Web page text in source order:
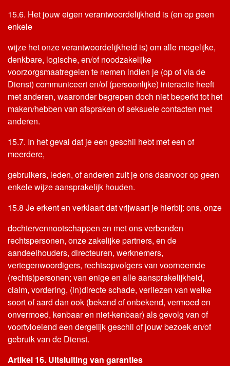
15.6. Het jouw eigen verantwoordelijkheid is (en op geen
enkele
wijze het onze verantwoordelijkheid is) om alle mogelijke,
denkbare, logische, en/of noodzakelijke
voorzorgsmaatregelen te nemen indien je (op of via de
Dienst) communiceert en/of (persoonlijke) interactie heeft
met anderen, waaronder begrepen doch niet beperkt tot het
maken/hebben van afspraken of seksuele contacten met
anderen.
15.7. In het geval dat je een geschil hebt met een of
meerdere,
gebruikers, leden, of anderen zult je ons daarvoor op geen
enkele wijze aansprakelijk houden.
15.8 Je erkent en verklaart dat vrijwaart je hierbij: ons, onze
dochtervennootschappen en met ons verbonden
rechtspersonen, onze zakelijke partners, en de
aandeelhouders, directeuren, werknemers,
vertegenwoordigers, rechtsopvolgers van voornoemde
(rechts)personen; van enige en alle aansprakelijkheid,
claim, vordering, (in)directe schade, verliezen van welke
soort of aard dan ook (bekend of onbekend, vermoed en
onvermoed, kenbaar en niet-kenbaar) als gevolg van of
voortvloeiend een dergelijk geschil of jouw bezoek en/of
gebruik van de Dienst.
Artikel 16. Uitsluiting van garanties